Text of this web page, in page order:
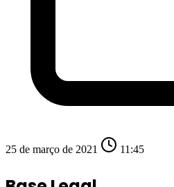
25 de março de 2021 11:45